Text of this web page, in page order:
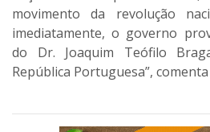
movimento da revolução
imediatamente, o governo
do Dr. Joaquim Teófilo
República Portuguesa”, comenta